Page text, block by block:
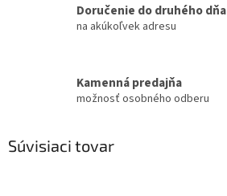
Doručenie do druhého dňa
na akúkoľvek adresu
Kamenná predajňa
možnosť osobného odberu
Súvisiaci tovar